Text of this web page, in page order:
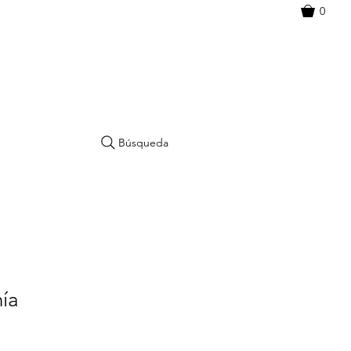
0
Búsqueda